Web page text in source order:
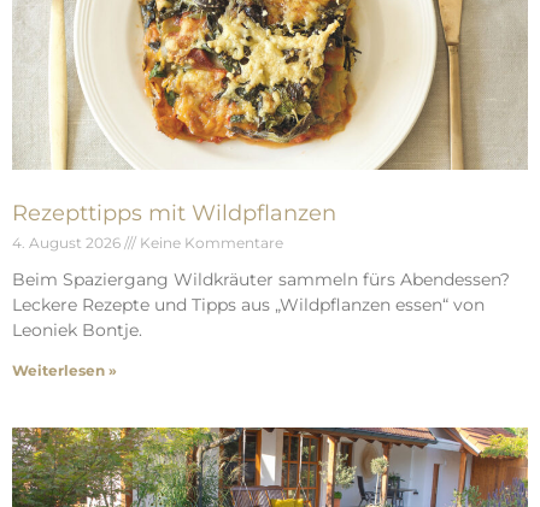
Rezepttipps mit Wildpflanzen
4. August 2026 Keine Kommentare
Beim Spaziergang Wildkräuter sammeln fürs Abendessen?
Leckere Rezepte und Tipps aus „Wildpflanzen essen“ von
Leoniek Bontje.
Weiterlesen »